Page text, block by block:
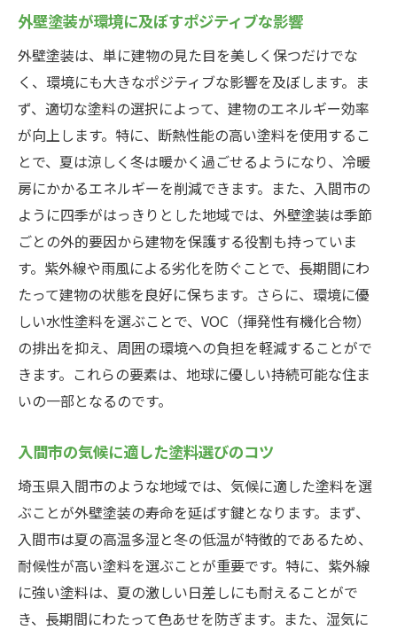
での実践例
実際に行われた外壁塗装事例紹介
外壁塗装がもたらす生活の質向上
心理的快適さを提供する色選びのポイント
地域の特性を活かした外壁塗装の成功事例
ライフスタイルに合った塗料の選定方法
四季に強い外壁塗装入間市で選ばれる理由
四季折々の気候に耐える塗料とは
入間市の寒暖差に強い塗料の選び方
天候に応じた塗装頻度の調整法
外壁塗装で一年中快適な住環境を実現
厳しい気候条件に対応する最新塗装技術
入間市で信頼される塗装業者の選び方
色彩心理学が住まいに与える影響
快適な住環境を作るための色選び
心豊かになる外壁塗装のアイデア
居心地の良さを高める塗料選定法
外壁塗装でストレス軽減を図る方法
住まいの印象を変える塗装デザインの工夫
外壁塗装が環境に及ぼすポジティブな影響
外壁塗装は、単に建物の見た目を美しく保つだけでな
く、環境にも大きなポジティブな影響を及ぼします。ま
ず、適切な塗料の選択によって、建物のエネルギー効率
が向上します。特に、断熱性能の高い塗料を使用するこ
とで、夏は涼しく冬は暖かく過ごせるようになり、冷暖
房にかかるエネルギーを削減できます。また、入間市の
ように四季がはっきりとした地域では、外壁塗装は季節
ごとの外的要因から建物を保護する役割も持っていま
す。紫外線や雨風による劣化を防ぐことで、長期間にわ
たって建物の状態を良好に保ちます。さらに、環境に優
しい水性塗料を選ぶことで、VOC（揮発性有機化合物）
の排出を抑え、周囲の環境への負担を軽減することがで
きます。これらの要素は、地球に優しい持続可能な住ま
いの一部となるのです。
入間市の気候に適した塗料選びのコツ
埼玉県入間市のような地域では、気候に適した塗料を選
ぶことが外壁塗装の寿命を延ばす鍵となります。まず、
入間市は夏の高温多湿と冬の低温が特徴的であるため、
耐候性が高い塗料を選ぶことが重要です。特に、紫外線
に強い塗料は、夏の激しい日差しにも耐えることがで
き、長期間にわたって色あせを防ぎます。また、湿気に